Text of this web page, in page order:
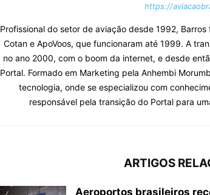
https://
Profissional do setor de aviação desde 1992,
Cotan e ApoVoos, que funcionaram até 1999. A
no ano 2000, com o boom da internet, e desde
Portal. Formado em Marketing pela Anhembi
tecnologia, onde se especializou com
responsável pela transição do Portal para
ARTIGOS
Aeroportos brasileiros